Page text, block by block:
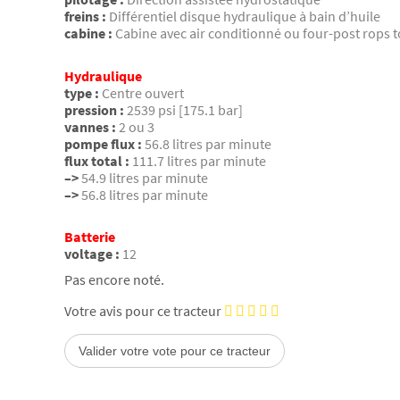
freins : Différentiel disque hydraulique à bain d’huile
cabine : Cabine avec air conditionné ou four-post rops
Hydraulique
type : Centre ouvert
pression : 2539 psi [175.1 bar]
vannes : 2 ou 3
pompe flux : 56.8 litres par minute
flux total : 111.7 litres par minute
–>54.9 litres par minute
–>56.8 litres par minute
Batterie
voltage : 12
Pas encore noté.
Votre avis pour ce tracteur